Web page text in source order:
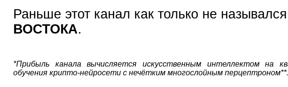
Раньше этот канал как только не
ВОСТОКА.
*Прибыль канала вычисляется искусственным интеллектом на
обучения крипто-нейросети с нечётким многослойным перцептроном**.